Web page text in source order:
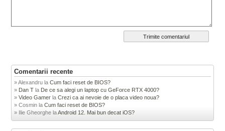
Comentarii recente
Alexandru laCum faci reset de BIOS?
Dan T la De ce sa alegi un laptop cu GeForce RTX 4000?
Video Gamer laCrezi ca ai nevoie de o placa video noua?
Cosmin laCum faci reset de BIOS?
Ilie Gheorghe laAndroid 12. Mai bun decat iOS?